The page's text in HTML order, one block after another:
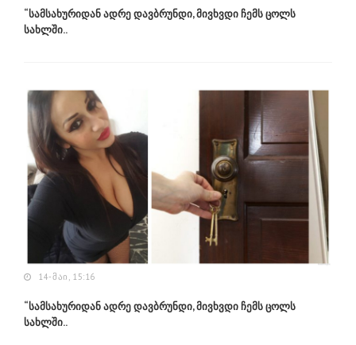
“სამსახურიდან ადრე დავბრუნდი, მივხვდი ჩემს ცოლს
სახლში..
14-ᲛᲐᲘ, 15:16
“სამსახურიდან ადრე დავბრუნდი, მივხვდი ჩემს ცოლს
სახლში..